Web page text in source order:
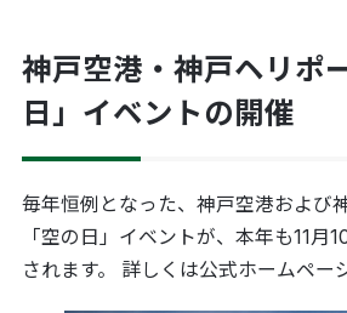
神戸空港・神戸ヘリポ
日」イベントの開催
毎年恒例となった、神戸空港および
「空の日」イベントが、本年も11月
されます。 詳しくは公式ホームペー